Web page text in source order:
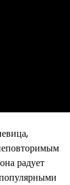
радует